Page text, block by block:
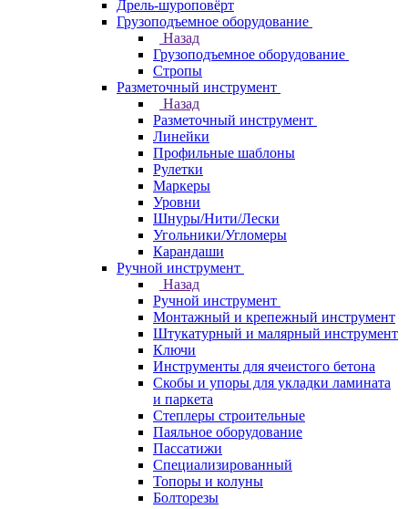
Дрель-шуроповёрт
Грузоподъемное оборудование
Назад
Грузоподъемное оборудование
Стропы
Разметочный инструмент
Назад
Разметочный инструмент
Линейки
Профильные шаблоны
Рулетки
Маркеры
Уровни
Шнуры/Нити/Лески
Угольники/Угломеры
Карандаши
Ручной инструмент
Назад
Ручной инструмент
Монтажный и крепежный инструмент
Штукатурный и малярный инструмент
Ключи
Инструменты для ячеистого бетона
Скобы и упоры для укладки ламината
и паркета
Степлеры строительные
Паяльное оборудование
Пассатижи
Специализированный
Топоры и колуны
Болторезы